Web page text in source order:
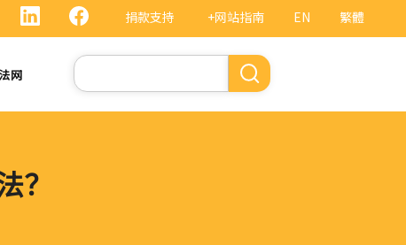
EN 繁體
捐款支持 +网站指南
网
搜
索
？